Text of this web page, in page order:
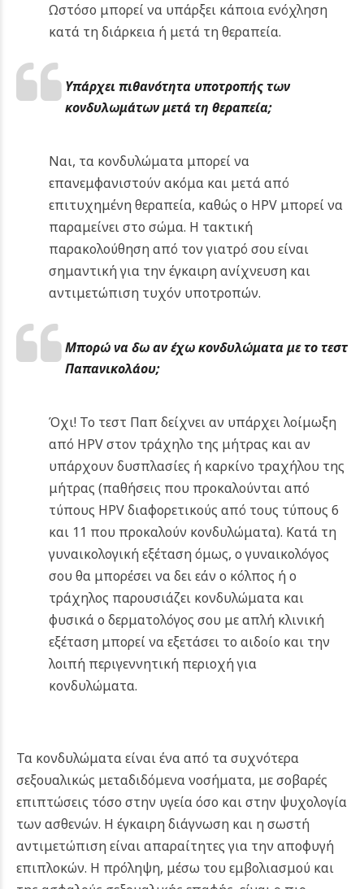
Ωστόσο μπορεί να υπάρξει κάποια ενόχληση
κατά τη διάρκεια ή μετά τη θεραπεία.
Υπάρχει πιθανότητα υποτροπής των
κονδυλωμάτων μετά τη θεραπεία;
Ναι, τα κονδυλώματα μπορεί να
επανεμφανιστούν ακόμα και μετά από
επιτυχημένη θεραπεία, καθώς ο HPV μπορεί να
παραμείνει στο σώμα. Η τακτική
παρακολούθηση από τον γιατρό σου είναι
σημαντική για την έγκαιρη ανίχνευση και
αντιμετώπιση τυχόν υποτροπών.
Μπορώ να δω αν έχω κονδυλώματα με το τεστ
Παπανικολάου;
Όχι! Το τεστ Παπ δείχνει αν υπάρχει λοίμωξη
από HPV στον τράχηλο της μήτρας και αν
υπάρχουν δυσπλασίες ή καρκίνο τραχήλου της
μήτρας (παθήσεις που προκαλούνται από
τύπους HPV διαφορετικούς από τους τύπους 6
και 11 που προκαλούν κονδυλώματα). Κατά τη
γυναικολογική εξέταση όμως, ο γυναικολόγος
σου θα μπορέσει να δει εάν ο κόλπος ή ο
τράχηλος παρουσιάζει κονδυλώματα και
φυσικά ο δερματολόγος σου με απλή κλινική
εξέταση μπορεί να εξετάσει το αιδοίο και την
λοιπή περιγεννητική περιοχή για
κονδυλώματα.
Τα κονδυλώματα είναι ένα από τα συχνότερα
σεξουαλικώς μεταδιδόμενα νοσήματα, με σοβαρές
επιπτώσεις τόσο στην υγεία όσο και στην ψυχολογία
των ασθενών. Η έγκαιρη διάγνωση και η σωστή
αντιμετώπιση είναι απαραίτητες για την αποφυγή
επιπλοκών. Η πρόληψη, μέσω του εμβολιασμού και